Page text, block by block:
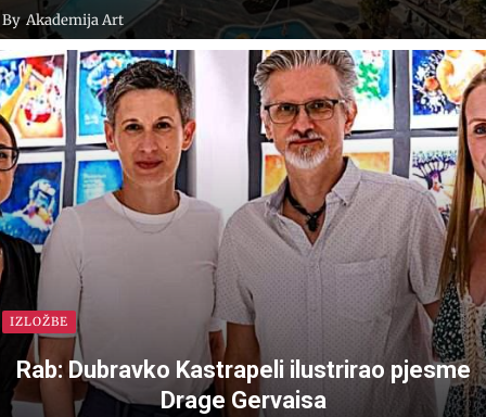
By Akademija Art
IZLOŽBE
Rab: Dubravko Kastrapeli ilustrirao pjesme
Drage Gervaisa